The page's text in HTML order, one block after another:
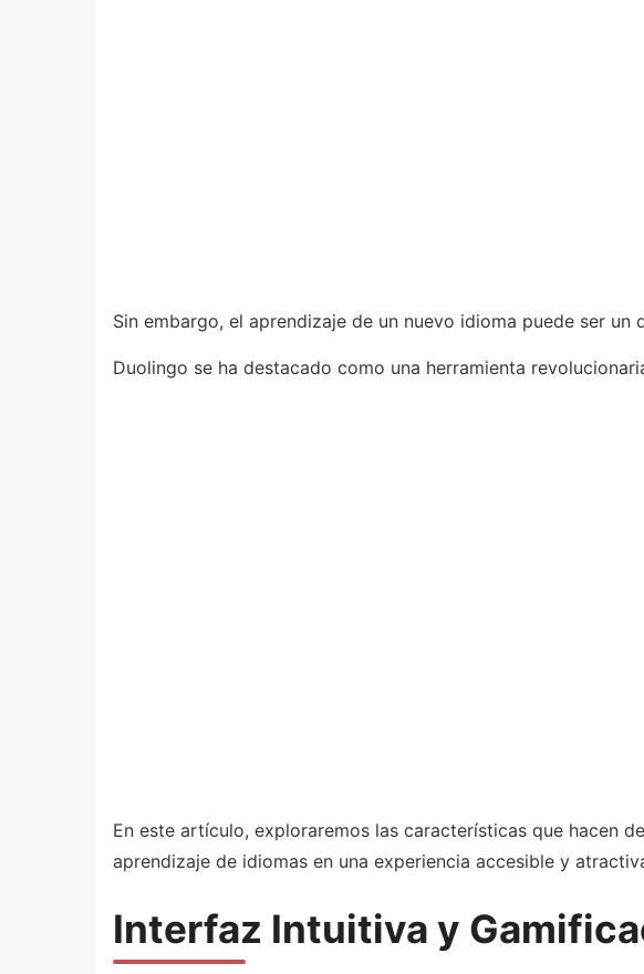
Sin embargo, el aprendizaje de un nuevo idioma puede ser
Duolingo se ha destacado como una herramienta
En este artículo, exploraremos las características que hacen
aprendizaje de idiomas en una experiencia accesible y
Interfaz Intuitiva y